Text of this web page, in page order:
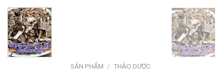
SẢN PHẨM / THẢO DƯỢC